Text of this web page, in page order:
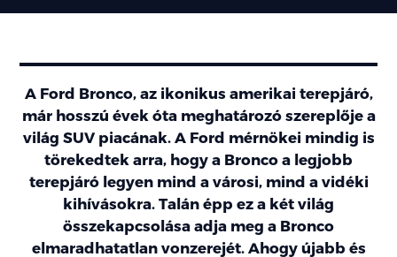
A Ford Bronco, az ikonikus amerikai terepjáró,
már hosszú évek óta meghatározó szereplője a
világ SUV piacának. A Ford mérnökei mindig is
törekedtek arra, hogy a Bronco a legjobb
terepjáró legyen mind a városi, mind a vidéki
kihívásokra. Talán épp ez a két világ
összekapcsolása adja meg a Bronco
elmaradhatatlan vonzerejét. Ahogy újabb és